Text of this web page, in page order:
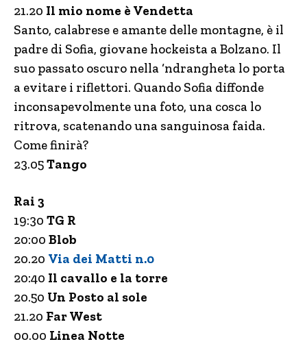
21.20 Il mio nome è Vendetta
Santo, calabrese e amante delle montagne, è il
padre di Sofia, giovane hockeista a Bolzano. Il
suo passato oscuro nella ‘ndrangheta lo porta
a evitare i riflettori. Quando Sofia diffonde
inconsapevolmente una foto, una cosca lo
ritrova, scatenando una sanguinosa faida.
Come finirà?
23.05Tango
Rai 3
19:30 TG R
20:00 Blob
20.20 Via dei Matti n.0
20:40 Il cavallo e la torre
20.50 Un Posto al sole
21.20 Far West
00.00 Linea Notte